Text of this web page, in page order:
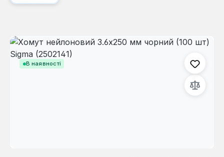
В наявності
Пропустити галерею зображень